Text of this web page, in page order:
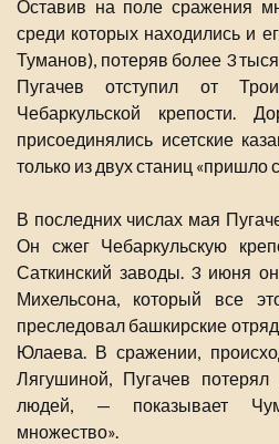
Оставив на поле сражения
среди которых находились и
Туманов), потеряв более 3
Пугачев отступил от
Чебаркульской крепости.
присоединялись исетские
только из двух станиц «пришло
В последних числах мая
Он сжег Чебаркульскую
Саткинский заводы. 3 июня
Михельсона, который все
преследовал башкирские
Юлаева. В сражении,
Лягушиной, Пугачев
людей, — показывает
множество».